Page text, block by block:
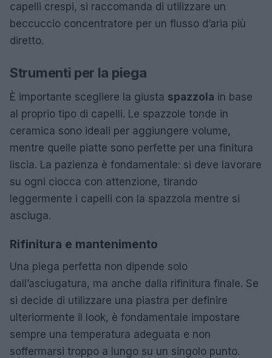
capelli crespi, si raccomanda di utilizzare un
beccuccio concentratore per un flusso d’aria più
diretto.
Strumenti per la piega
È importante scegliere la giusta spazzola in base
al proprio tipo di capelli. Le spazzole tonde in
ceramica sono ideali per aggiungere volume,
mentre quelle piatte sono perfette per una finitura
liscia. La pazienza è fondamentale: si deve lavorare
su ogni ciocca con attenzione, tirando
leggermente i capelli con la spazzola mentre si
asciuga.
Rifinitura e mantenimento
Una piega perfetta non dipende solo
dall’asciugatura, ma anche dalla rifinitura finale. Se
si decide di utilizzare una piastra per definire
ulteriormente il look, è fondamentale impostare
sempre una temperatura adeguata e non
soffermarsi troppo a lungo su un singolo punto.